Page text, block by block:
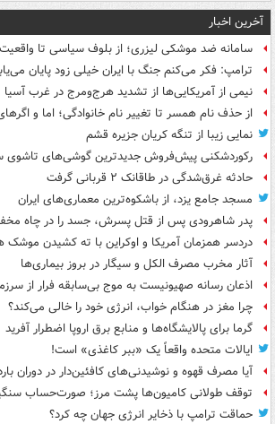
آخرین اخبار
سامانه ضد موشکی لیزری؛ از بلوف سیاسی تا
ترامپ: فکر می‌کنم جنگ با ایران خیلی زود پایان
نیمی از آمریکایی‌ها از تشدید هرج‌ومرج در غرب
از حذف نام همسر تا تغییر نام خانوادگی؛ اما و
نمایی زیبا از تنگه کریان جزیره قشم
رکوردشکنی پیش‌فروش جدیدترین گوشی‌های تاشوی
حادثه غرق‌شدگی در طاقانک ۲ قربانی گرفت
مسجد جامع یزد، از باشکوه‌ترین معماری‌های ایران
پدر شاهرودی پس از قتل پسرش، جسد را در چاه
دردسر همزمان آمریکا و اوکراین با ته کشیدن موشک
آثار مخرب مصرف الکل و سیگار در بروز بیماری‌ها
اذعان رسانه صهیونیست به موج بی‌سابقه فرار از
چرا مغز در هنگام خواب، انرژی خود را خالی می‌کند؟
گرما برای پالایشگاه‌ها و منابع برق اروپا اضطرار آفرید
ایالات متحده واقعاً یک «ببر کاغذی» است!
آیا مصرف قهوه و نوشیدنی‌های کافئین‌دار در دوران
توقف طولانی کامیون‌ها پشت مرز؛ صورت‌حساب
حماقت ترامپ با ذخایر انرژی جهان چه کرد؟